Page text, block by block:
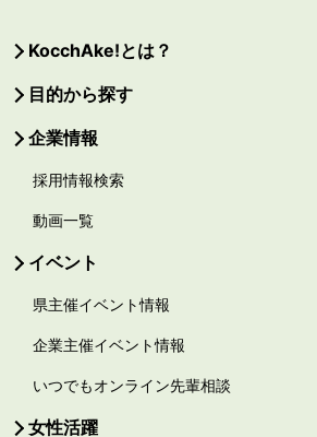
KocchAke!とは？
目的から探す
企業情報
採用情報検索
動画一覧
イベント
県主催イベント情報
企業主催イベント情報
いつでもオンライン先輩相談
女性活躍